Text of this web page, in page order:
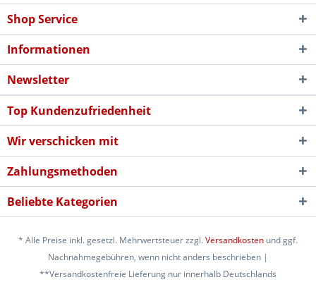
Shop Service
Informationen
Newsletter
Top Kundenzufriedenheit
Wir verschicken mit
Zahlungsmethoden
Beliebte Kategorien
* Alle Preise inkl. gesetzl. Mehrwertsteuer zzgl.Versandkosten und ggf.
Nachnahmegebühren, wenn nicht anders beschrieben |
**Versandkostenfreie Lieferung nur innerhalb Deutschlands